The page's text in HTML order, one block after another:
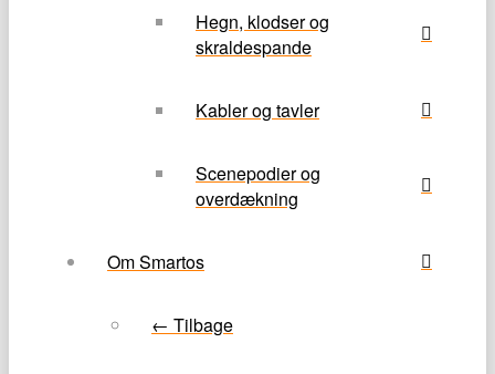
Hegn, klodser og
skraldespande
Kabler og tavler
Scenepodier og
overdækning
Om Smartos
← Tilbage